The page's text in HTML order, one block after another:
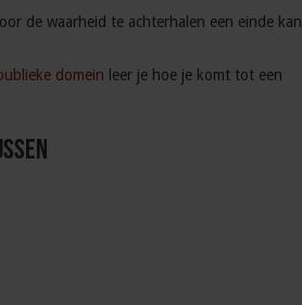
de waarheid te achterhalen een einde kan
domein leer je hoe je komt tot een